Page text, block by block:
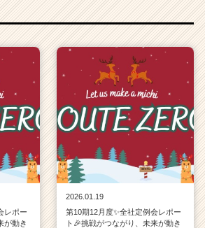
レポー
が動き
2026.01.19
第10期12月度✨全社定例会レポー
ト🎉挑戦がつながり、未来が動き